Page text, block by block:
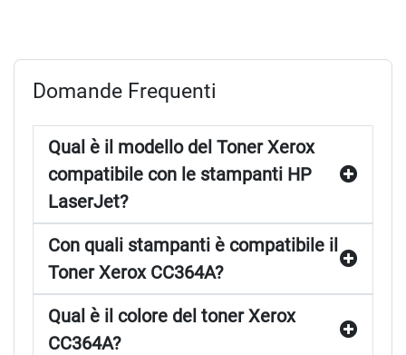
Domande Frequenti
Qual è il modello del Toner Xerox
compatibile con le stampanti HP
LaserJet?
Con quali stampanti è compatibile il
Toner Xerox CC364A?
Qual è il colore del toner Xerox
CC364A?